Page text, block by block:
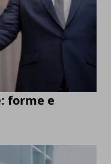
forme e